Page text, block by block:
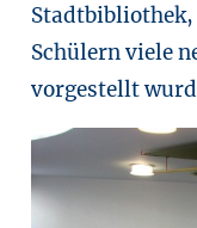
Stadtbibliothek,
Schülern viele
vorgestellt